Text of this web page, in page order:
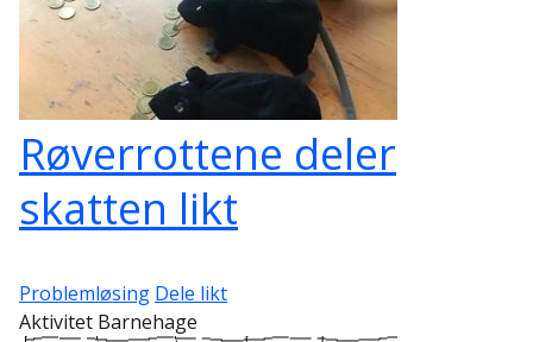
Røverrottene deler
skatten likt
Problemløsing Dele likt
Aktivitet Barnehage